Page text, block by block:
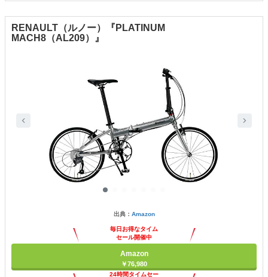
RENAULT（ルノー）『PLATINUM
MACH8（AL209）』
出典： Amazon
毎日お得なタイム
セール開催中
Amazon
￥76,980
24時間タイムセー